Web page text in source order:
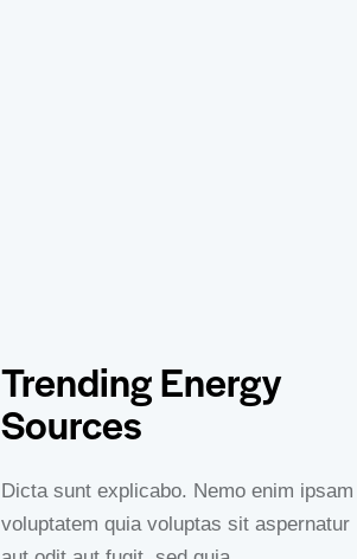
Trending Energy
Sources
Dicta sunt explicabo. Nemo enim ipsam
voluptatem quia voluptas sit aspernatur